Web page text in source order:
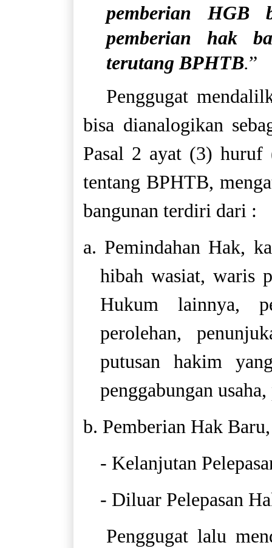
pemberian HGB
pemberian hak
terutang BPHTB.”
Penggugat
bisa dianalogikan
Pasal 2 ayat (3) huruf
tentang BPHTB,
bangunan terdiri dari :
a. Pemindahan Hak,
hibah wasiat, waris
Hukum lainnya,
perolehan,
putusan hakim
penggabungan
b. Pemberian Hak
- Kelanjutan
- Diluar Pelepasan
Penggugat lalu